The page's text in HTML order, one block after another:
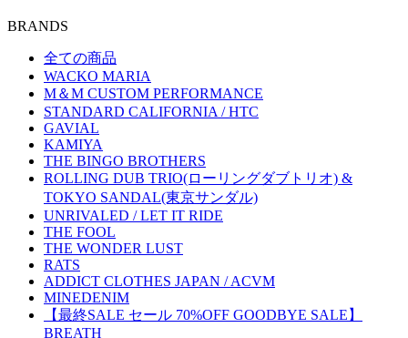
BRANDS
全ての商品
WACKO MARIA
M＆M CUSTOM PERFORMANCE
STANDARD CALIFORNIA / HTC
GAVIAL
KAMIYA
THE BINGO BROTHERS
ROLLING DUB TRIO(ローリングダブトリオ) &
TOKYO SANDAL(東京サンダル)
UNRIVALED / LET IT RIDE
THE FOOL
THE WONDER LUST
RATS
ADDICT CLOTHES JAPAN / ACVM
MINEDENIM
【最終SALE セール 70%OFF GOODBYE SALE】
BREATH